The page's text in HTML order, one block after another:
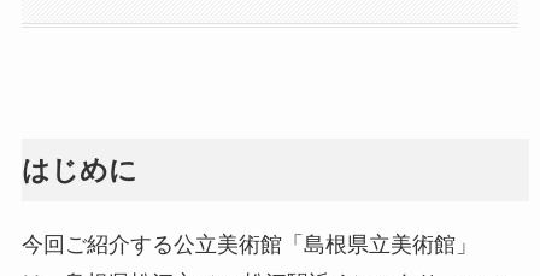
はじめに
今回ご紹介する公立美術館「島根県立美術館」